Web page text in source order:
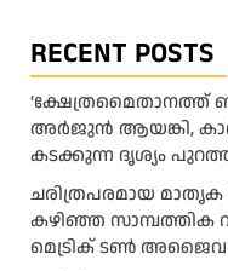
RECENT POSTS
‘ക്ഷേത്രമൈതാനത്ത്
അർജുൻ ആയങ്കി,
കടക്കുന്ന ദൃശ്യം
ചരിത്രപരമായ
കഴിഞ്ഞ സാമ്പത്തിക
മെട്രിക് ടണ്‍ അജൈവ